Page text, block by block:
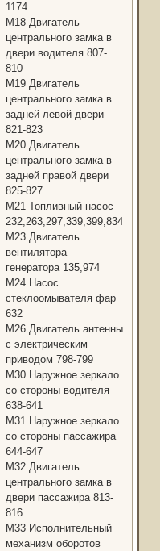
1174
М18 Двигатель
центрального замка в
двери водителя 807-
810
М19 Двигатель
центрального замка в
задней левой двери
821-823
М20 Двигатель
центрального замка в
задней правой двери
825-827
М21 Топливный насос
М23 Двигатель
вентилятора
генератора 135,974
М24 Насос
стеклоомывателя фар
632
М26 Двигатель антенны
с электрическим
приводом 798-799
М30 Наружное зеркало
со стороны водителя
638-641
М31 Наружное зеркало
со стороны пассажира
644-647
М32 Двигатель
центрального замка в
двери пассажира 813-
816
М33 Исполнительный
механизм оборотов